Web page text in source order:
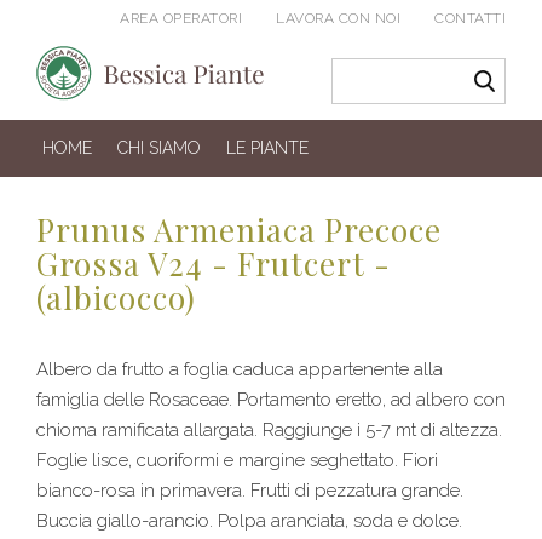
AREA OPERATORI LAVORA CON NOI CONTATTI
HOME CHI SIAMO LE PIANTE
Prunus Armeniaca Precoce
Grossa V24 - Frutcert -
(albicocco)
Albero da frutto a foglia caduca appartenente alla
famiglia delle Rosaceae. Portamento eretto, ad albero con
chioma ramificata allargata. Raggiunge i 5-7 mt di altezza.
Foglie lisce, cuoriformi e margine seghettato. Fiori
bianco-rosa in primavera. Frutti di pezzatura grande.
Buccia giallo-arancio. Polpa aranciata, soda e dolce.